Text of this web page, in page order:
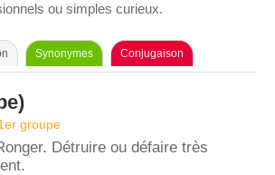
ou simples curieux.
Synonymes Conjugaison
groupe
Détruire ou défaire très